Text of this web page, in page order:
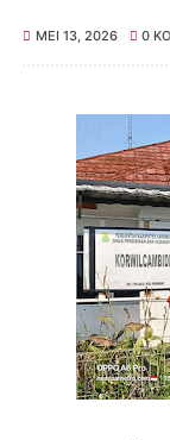
MEI 13, 2026 0